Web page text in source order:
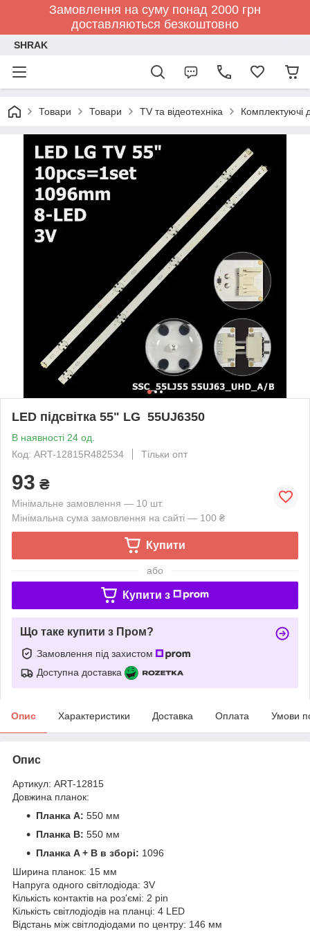
Замовлення на суму понад 2000 грн
доставляються безкоштовно
SHRAK
Товари Товари TV та відеотехніка Комплектуючі
LED підсвітка 55" LG 55UJ6350
В наявності 24 од.
Код: ART-12815R482534
Тільки опт
93 ₴
Мінімальне замовлення — 10 шт.
Мінімальна сума замовлення на сайті — 100 ₴
Купити
або
Купити з
Що таке купити з Пром?
Замовлення під захистом
Доступна доставка
Опис Характеристики Доставка Оплата Умови
Опис
Артикул: ART-12815
Довжина планок:
Планка A: 550 мм
Планка B: 550 мм
Планка A + B в зборі: 1096
Ширина планок: 15 мм
Напруга одного світлодіода: 3V
Кількість контактів на роз'ємі: 2 pin
Кількість світлодіодів на планці: 4 LED
Відстань між світлодіодами по центру: 146 мм